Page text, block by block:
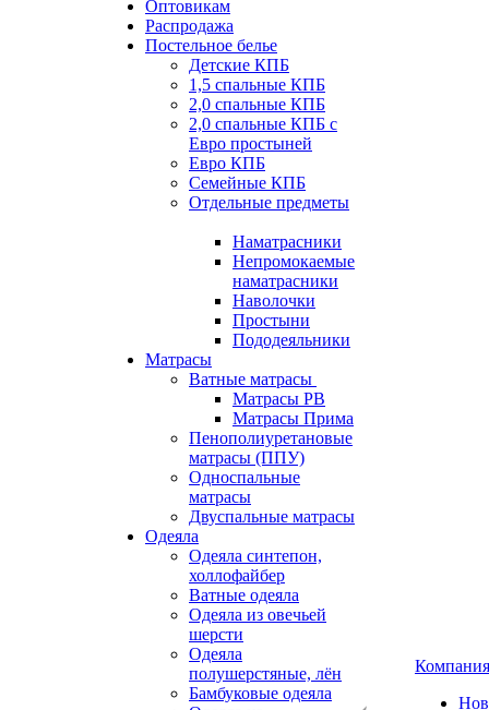
Оптовикам
Распродажа
Постельное белье
Детские КПБ
1,5 спальные КПБ
2,0 спальные КПБ
2,0 спальные КПБ с
Евро простыней
Евро КПБ
Семейные КПБ
Отдельные предметы
Наматрасники
Непромокаемые
наматрасники
Наволочки
Простыни
Пододеяльники
Матрасы
Ватные матрасы
Матрасы РВ
Матрасы Прима
Пенополиуретановые
матрасы (ППУ)
Односпальные
матрасы
Двуспальные матрасы
Одеяла
Одеяла синтепон,
холлофайбер
Ватные одеяла
Одеяла из овечьей
шерсти
Одеяла
полушерстяные, лён
Бамбуковые одеяла
Компания